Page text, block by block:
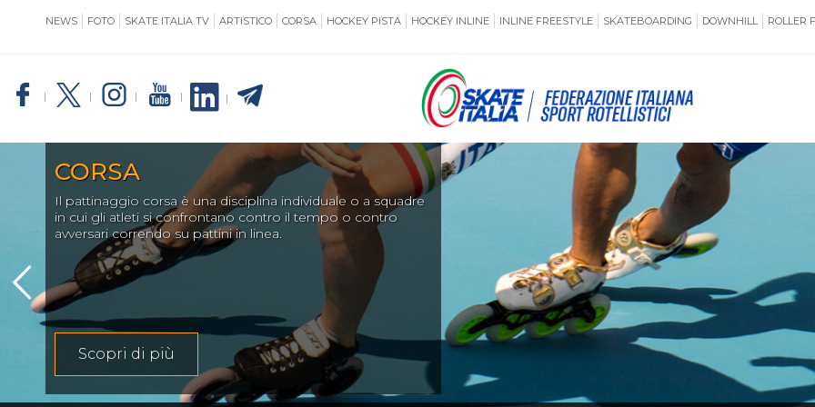
NEWS FOTO SKATE ITALIA TV ARTISTICO CORSA HOCKEY PISTA HOCKEY INLINE INLINE FREESTYLE SKATEBOARDING DOWNHILL ROLLER
SKATE ITALIA TESSERAMENTO
GIUSTIZIA
IMPIANTISTICA ANTIDOPING